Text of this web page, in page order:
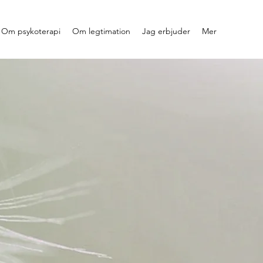
Om psykoterapi Om legtimation Jag erbjuder Mer